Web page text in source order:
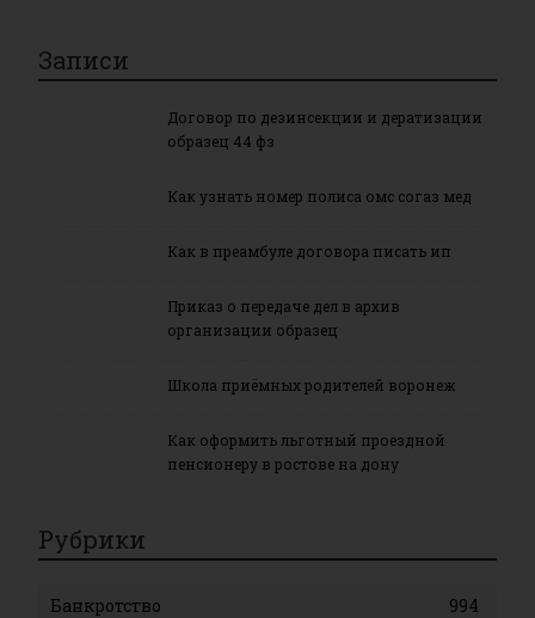
Записи
Договор по дезинсекции и дератизации
образец 44 фз
Как узнать номер полиса омс согаз мед
Как в преамбуле договора писать ип
Приказ о передаче дел в архив
организации образец
Школа приёмных родителей воронеж
Как оформить льготный проездной
пенсионеру в ростове на дону
Рубрики
Банкротство
994